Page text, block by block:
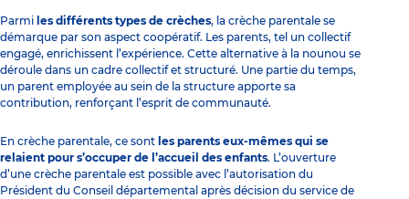
Parmi les différents types de crèches, la crèche parentale se
démarque par son aspect coopératif. Les parents, tel un collectif
engagé, enrichissent l’expérience. Cette alternative à la nounou se
déroule dans un cadre collectif et structuré. Une partie du temps,
un parent employée au sein de la structure apporte sa
contribution, renforçant l’esprit de communauté.
En crèche parentale, ce sont les parents eux-mêmes qui se
relaient pour s’occuper de l’accueil des enfants. L’ouverture
d’une crèche parentale est possible avec l’autorisation du
Président du Conseil départemental après décision du service de